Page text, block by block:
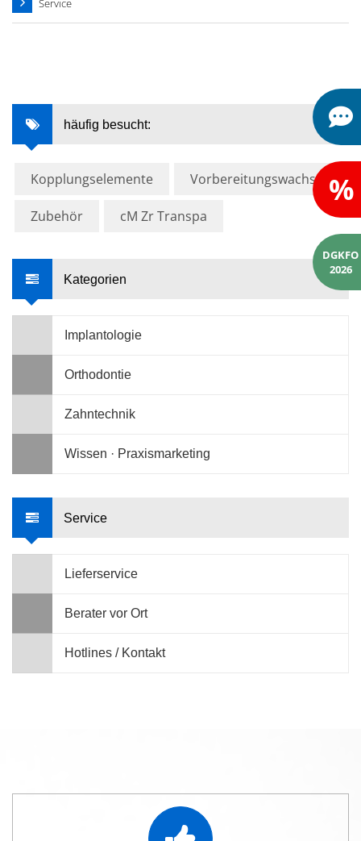
Service
häufig besucht:
Kopplungselemente Vorbereitungswachs
Zubehör cM Zr Transpa
Kategorien
Implantologie
Orthodontie
Zahntechnik
Wissen · Praxismarketing
Service
Lieferservice
Berater vor Ort
Hotlines / Kontakt
%
DGKFO
2026